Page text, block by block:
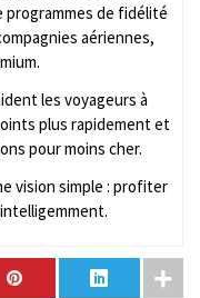
programmes de fidélité
aériennes,
les voyageurs à
plus rapidement et
pour moins cher.
vision simple : profiter